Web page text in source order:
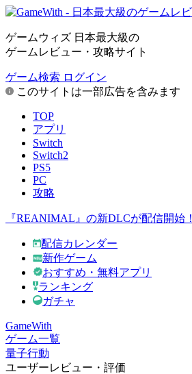
ゲームウィズ 日本最大級の
ゲームレビュー・攻略サイト
ゲーム検索 ログイン
このサイトは一部広告を含みます
TOP
アプリ
Switch
Switch2
PS5
PC
攻略
『REANIMAL』の新DLCが配信開始！
配信カレンダー
新作ゲーム
おすすめ・無料アプリ
ランキング
ガチャ
GameWith
ゲーム一覧
量子行動
ユーザーレビュー・評価